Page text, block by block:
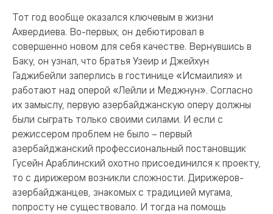
Тот год вообще оказался ключевым в жизни
Ахвердиева. Во-первых, он дебютировал в
совершенно новом для себя качестве. Вернувшись в
Баку, он узнал, что братья Узеир и Джейхун
Гаджибейли заперлись в гостинице «Исмаилия» и
работают над оперой «Лейли и Меджнун». Согласно
их замыслу, первую азербайджанскую оперу должны
были сыграть только своими силами. И если с
режиссером проблем не было – первый
азербайджанский профессиональный постановщик
Гусейн Араблинский охотно присоединился к проекту,
то с дирижером возникли сложности. Дирижеров-
азербайджанцев, знакомых с традицией мугама,
попросту не существовало. И тогда на помощь